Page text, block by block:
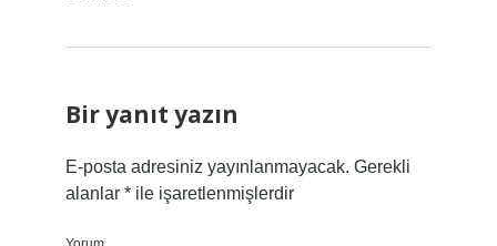
Bir yanıt yazın
E-posta adresiniz yayınlanmayacak. Gerekli
alanlar *ile işaretlenmişlerdir